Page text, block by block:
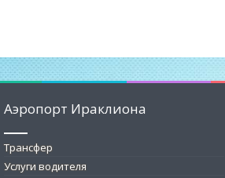
Аэропорт Ираклиона
Трансфер
Услуги водителя